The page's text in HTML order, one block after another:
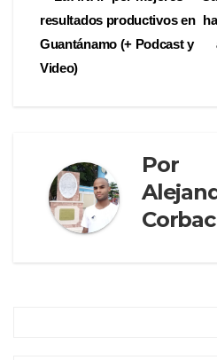
resultados productivos en
Guantánamo (+ Podcast y
Video)
Por